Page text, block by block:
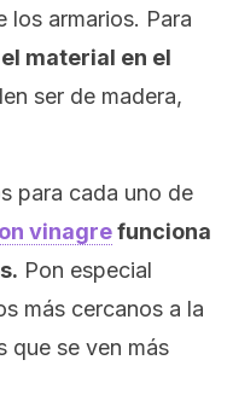
los armarios. Para
el material en el
ser de madera,
para cada uno de
vinagrefunciona
Pon especial
más cercanos a la
que se ven más